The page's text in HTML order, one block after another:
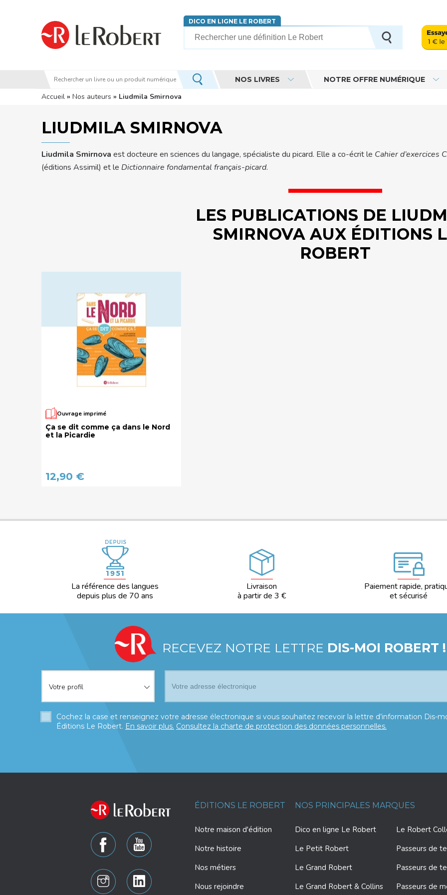
DICO EN LIGNE LE ROBERT
NOS LIVRES NOTRE OFFRE NUMÉRIQUE
Vous êtes ici
Accueil » Nos auteurs » Liudmila Smirnova
LIUDMILA SMIRNOVA
Liudmila Smirnova est docteure en sciences du langage, spécialiste du picard. Elle a co-écrit le Cahier d’exercices
(éditions Assimil) et le Dictionnaire fondamental français-picard.
LES PUBLICATIONS DE
SMIRNOVA AUX ÉDITIONS
ROBERT
Ouvrage imprimé
Ça se dit comme ça dans le Nord
et la Picardie
12,90 €
La référence des langues
depuis plus de 70 ans
Livraison
à partir de 3 €
Paiement rapide,
et sécurisé
RECEVEZ NOTRE LETTRE DIS-MOI ROBERT !
Votre profil*
Votre profil
Cochez la case et renseignez votre adresse électronique si vous souhaitez recevoir la lettre d’information Dis-
Éditions Le Robert. En savoir plus. Consultez la charte de protection des données personnelles.
ÉDITIONS LE ROBERT
Notre maison d'édition
Notre histoire
Nos métiers
Nous rejoindre
NOS PRINCIPALES MARQUES
Dico en ligne Le Robert
Le Petit Robert
Le Grand Robert
Le Grand Robert & Collins
Le Robert
Passeurs de
Passeurs de
Passeurs de